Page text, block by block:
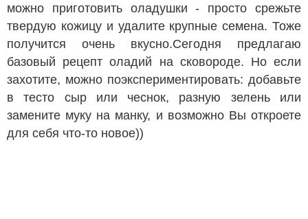
можно приготовить оладушки - просто срежьте
твердую кожицу и удалите крупные семена. Тоже
получится очень вкусно.Сегодня предлагаю
базовый рецепт оладий на сковороде. Но если
захотите, можно поэкспериментировать: добавьте
в тесто сыр или чеснок, разную зелень или
замените муку на манку, и возможно Вы откроете
для себя что-то новое))